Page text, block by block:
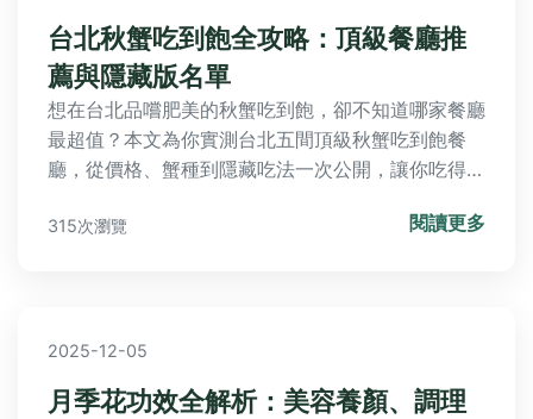
台北秋蟹吃到飽全攻略：頂級餐廳推
薦與隱藏版名單
想在台北品嚐肥美的秋蟹吃到飽，卻不知道哪家餐廳
最超值？本文為你實測台北五間頂級秋蟹吃到飽餐
廳，從價格、蟹種到隱藏吃法一次公開，讓你吃得聰
315次瀏覽 閱讀更多
2025-12-05
月季花功效全解析：美容養顏、調理